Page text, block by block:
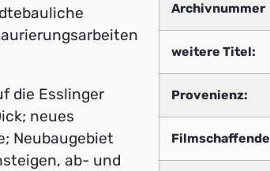
die Esslinger
neues
Neubaugebiet
ab- und
Archivnummer
weitere Titel:
Provenienz:
Filmschaffende